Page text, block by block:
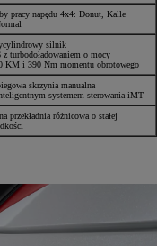
pracy napędu 4x4: Donut, Kalle
silnik
z turbodoładowaniem o mocy
KM i 390 Nm momentu obrotowego
skrzynia manualna
systemem sterowania iMT
przekładnia różnicowa o stałej